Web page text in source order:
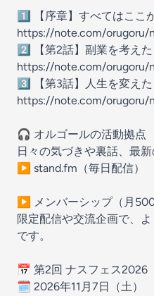
1️⃣ 【序章】すべてはここ
https://note.com/orugoru/
2️⃣ 【第2話】副業を考え
https://note.com/orugoru/
3️⃣ 【第3話】人生を変え
https://note.com/orugoru/
🎧 オルゴールの活動拠点
日々の気づきや裏話、最新
▶ stand.fm（毎日配信）
▶ メンバーシップ（月500
限定配信や交流企画で、
です。
📅 第2回 ナスフェス2026
🗓 2026年11月7日（土）